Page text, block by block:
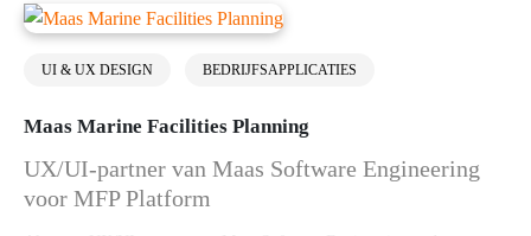
UI & UX DESIGN BEDRIJFSAPPLICATIES
Maas Marine Facilities Planning
UX/UI-partner van Maas Software Engineering
voor MFP Platform